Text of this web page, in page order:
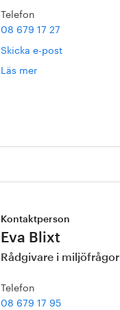
Telefon
08 679 17 27
Skicka e-post
Läs mer
Kontaktperson
Eva Blixt
Rådgivare i miljöfrågor
Telefon
08 679 17 95